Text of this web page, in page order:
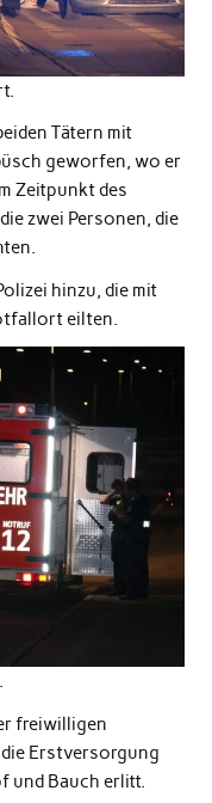
Tätern mit
geworfen, wo er
Zeitpunkt des
zwei Personen, die
hinzu, die mit
eilten.
freiwilligen
Erstversorgung
und Bauch erlitt.